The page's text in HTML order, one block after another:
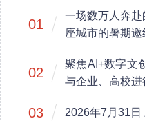
01
一场数万人奔
座城市的暑期邀
02
聚焦AI+数字文
与企业、高校进
03 2026年7月31日